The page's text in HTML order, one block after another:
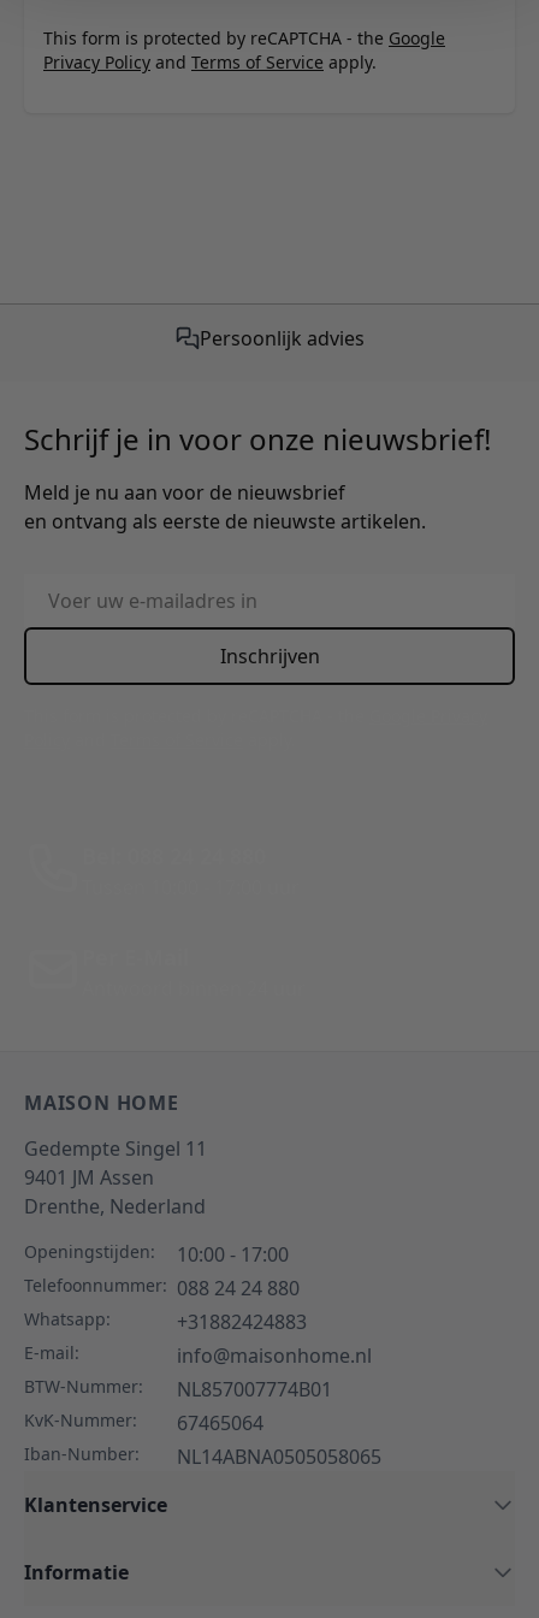
This form is protected by reCAPTCHA - the Google
Privacy Policy and Terms of Service apply.
Gratis verzending vanaf €50,-
Schrijf je in voor onze nieuwsbrief!
Meld je nu aan voor de nieuwsbrief
en ontvang als eerste de nieuwste artikelen.
E-mailadres
Inschrijven
MAISON HOME
Gedempte Singel 11
9401 JM Assen
Drenthe, Nederland
Openingstijden: 10:00 - 17:00
Telefoonnummer: 088 24 24 880
Whatsapp: +31882424883
E-mail: info@maisonhome.nl
BTW-Nummer: NL857007774B01
KvK-Nummer: 67465064
Iban-Number:
NL14ABNA0505058065
Klantenservice
Informatie